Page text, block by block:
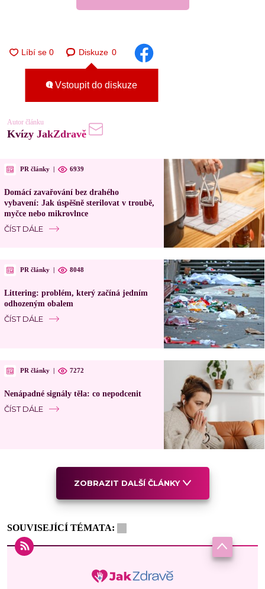
Diskuze 0
Vstoupit do diskuze
Autor článku
Kvízy JakZdravě
PR články 6939
Domácí zavařování bez drahého
vybavení: Jak úspěšně sterilovat v troubě,
myčce nebo mikrovlnce
ČÍST DÁLE
PR články 8048
Littering: problém, který začíná jedním
odhozeným obalem
ČÍST DÁLE
PR články 7272
Nenápadné signály těla: co nepodcenit
ČÍST DÁLE
ZOBRAZIT DALŠÍ ČLÁNKY
SOUVISEJÍCÍ TÉMATA: